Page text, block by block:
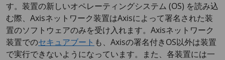
す。装置の新しいオペレーティングシステム (OS) を読み込
む際、Axisネットワーク装置はAxisによって署名された装
置のソフトウェアのみを受け入れます。Axisネットワーク
装置でのセキュアブート も、Axisの署名付きOS以外は装置
で実行できないようになっています。また、各装置には一